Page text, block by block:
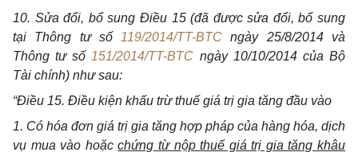
10. Sửa đổi, bổ sung Điều 15 (đã được sửa đổi, bổ sung
tại Thông tư số 119/2014/TT-BTC ngày 25/8/2014 và
Thông tư số 151/2014/TT-BTC ngày 10/10/2014 của Bộ
Tài chính) như sau:
“Điều 15. Điều kiện khấu trừ thuế giá trị gia tăng đầu vào
1. Có hóa đơn giá trị gia tăng hợp pháp của hàng hóa, dịch
vụ mua vào hoặcchứng từ nộp thuế giá trị gia tăng khâu